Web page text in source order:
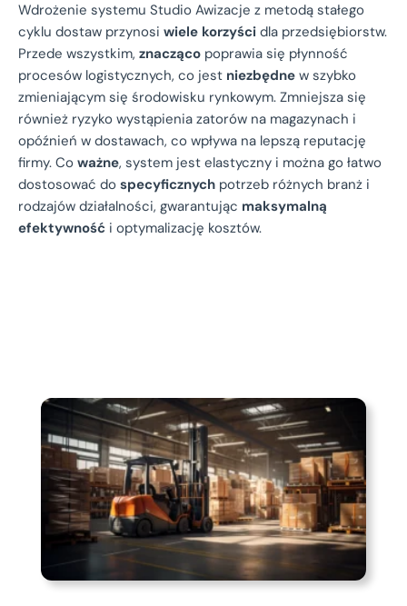
Wdrożenie systemu Studio Awizacje z metodą stałego
cyklu dostaw przynosi wiele korzyści dla przedsiębiorstw.
Przede wszystkim, znacząco poprawia się płynność
procesów logistycznych, co jest niezbędne w szybko
zmieniającym się środowisku rynkowym. Zmniejsza się
również ryzyko wystąpienia zatorów na magazynach i
opóźnień w dostawach, co wpływa na lepszą reputację
firmy. Co ważne, system jest elastyczny i można go łatwo
dostosować do specyficznych potrzeb różnych branż i
rodzajów działalności, gwarantując maksymalną
efektywność i optymalizację kosztów.